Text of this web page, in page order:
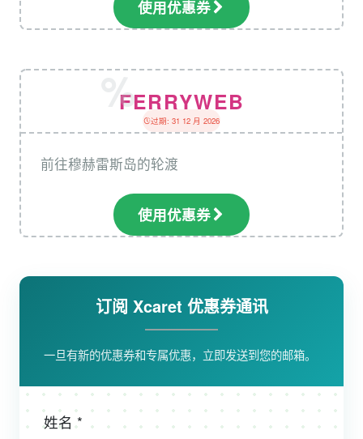
使用优惠券
过期: 31 12 月 2026
FERRYWEB
前往穆赫雷斯岛的轮渡
使用优惠券
订阅 Xcaret 优惠券通讯
一旦有新的优惠券和专属优惠，立即发送到您的邮箱。
姓名 *